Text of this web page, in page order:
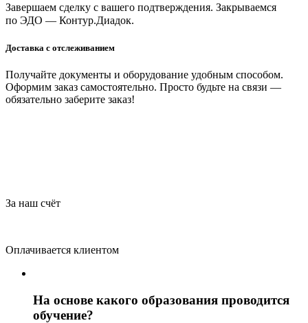
Завершаем сделку с вашего подтверждения. Закрываемся
по ЭДО — Контур.Диадок.
Доставка с отслеживанием
Получайте документы и оборудование удобным способом.
Оформим заказ самостоятельно. Просто будьте на связи —
обязательно заберите заказ!
За наш счёт
Оплачивается клиентом
На основе какого образования проводится
обучение?